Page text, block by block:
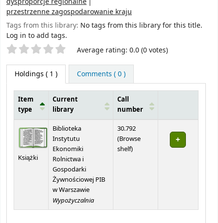
przestrzenne zagospodarowanie kraju
Tags from this library: No tags from this library for this title.
Log in to add tags.
Star ratings Average rating: 0.0 (0 votes)
Holdings ( 1 ) Comments ( 0 )
Item
type
Current
library
Call
number
Książki
Biblioteka
Instytutu
Ekonomiki
Rolnictwa i
Gospodarki
Żywnościowej PIB
w Warszawie
Wypożyczalnia
30.792
(Browse
shelf(Opens below)
)